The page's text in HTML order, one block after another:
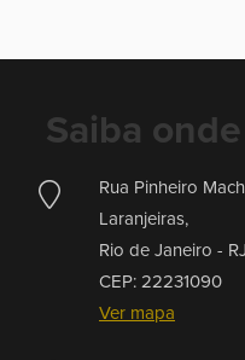
Saiba
Rua Pinheiro
Laranjeiras,
Rio de Janeiro - RJ
CEP: 22231090
Ver mapa